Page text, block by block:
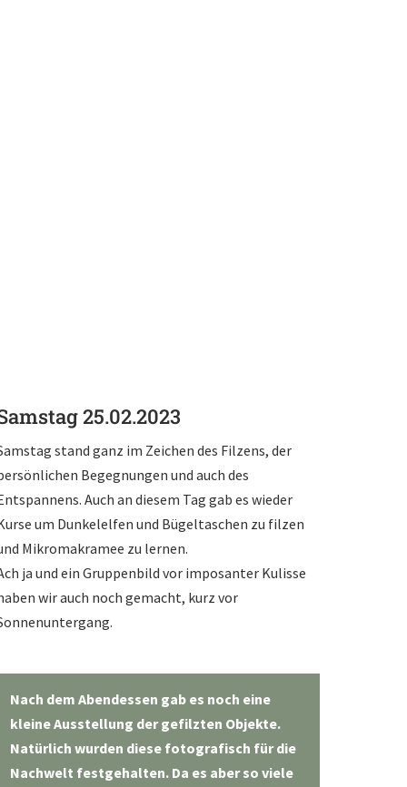
25.02.2023
stand ganz im Zeichen des Filzens, der
Begegnungen und auch des
Auch an diesem Tag gab es wieder
um Dunkelelfen und Bügeltaschen zu filzen
Mikromakramee zu lernen.
ja und ein Gruppenbild vor imposanter Kulisse
wir auch noch gemacht, kurz vor
Nach dem Abendessen gab es noch eine
kleine Ausstellung der gefilzten Objekte.
Natürlich wurden diese fotografisch für die
Nachwelt festgehalten. Da es aber so viele